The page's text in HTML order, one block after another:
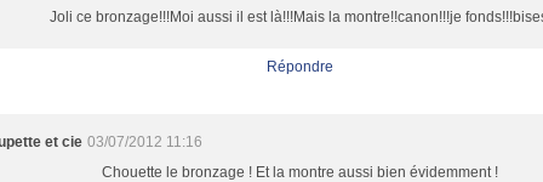
Joli ce bronzage!!!Moi aussi il est là!!!Mais la montre!!canon!!!je
Répondre
et cie 03/07/2012 11:16
Chouette le bronzage ! Et la montre aussi bien évidemment !